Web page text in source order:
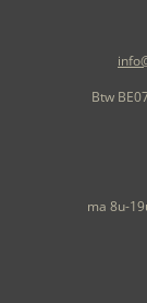
Btw
ma 8u-